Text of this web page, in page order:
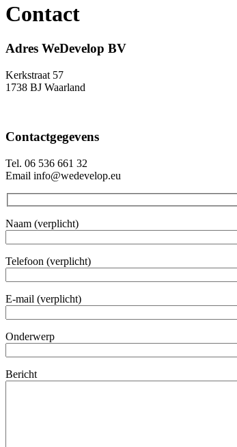
Contact
Adres WeDevelop BV
Kerkstraat 57
1738 BJ Waarland
Contactgegevens
Tel. 06 536 661 32
Email info@wedevelop.eu
Naam (verplicht)
Telefoon (verplicht)
E-mail (verplicht)
Onderwerp
Bericht